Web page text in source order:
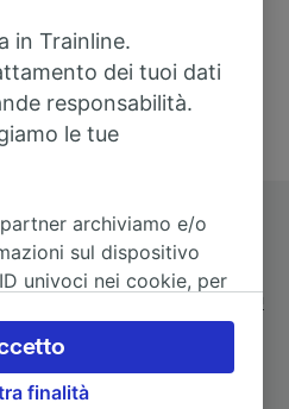
Con Trainline puoi
con oltre 170
pullman.
Pescara Centrale
di ritorno? Vai supullman da
.Se preferisci prendere il
treni da Napoli a Pescara
in Trainline.
dei tuoi dati
responsabilità.
le tue
partner archiviamo e/o
sul dispositivo
univoci nei cookie, per
proprie scelte facendo
il proprio diritto di
interesse legittimo o
finalità